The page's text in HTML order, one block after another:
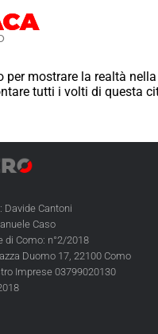
per mostrare la realtà
tutti i volti di questa
Davide Cantoni
Caso
di Como: n°2/2018
Duomo 17, 22100 Como
Imprese 03799020130